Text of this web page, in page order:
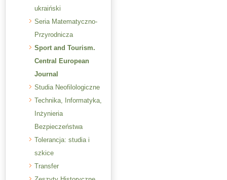
ukraiński
Seria Matematyczno-
Przyrodnicza
Sport and Tourism.
Central European
Journal
Studia Neofilologiczne
Technika, Informatyka,
Inżynieria
Bezpieczeństwa
Tolerancja: studia i
szkice
Transfer